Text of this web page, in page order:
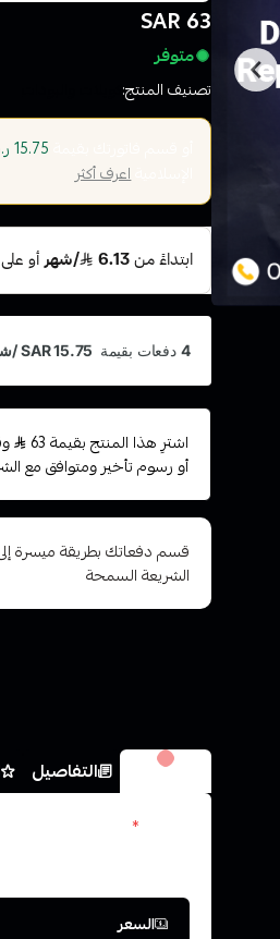
63 SAR
متوفر
تصنيف المنتج:
15.75 ر.س
الإسلاميةاعرف أكثر
اشترِ هذا المنتج بقيمة 63
أو رسوم تأخير ومتوافق مع
الشريعة السمحة
الخيارات التفاصيل
*
السعر